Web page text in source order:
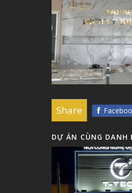
Share
DỰ ÁN CÙNG DANH